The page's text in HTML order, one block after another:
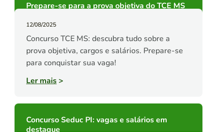
Prepare-se para a prova objetiva do TCE MS
12/08/2025
Concurso TCE MS: descubra tudo sobre a
prova objetiva, cargos e salários. Prepare-se
para conquistar sua vaga!
Ler mais>
Concurso Seduc PI: vagas e salários em
destaque